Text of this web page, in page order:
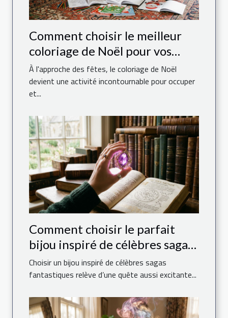
Comment choisir le meilleur
coloriage de Noël pour vos
enfants ?
À l'approche des fêtes, le coloriage de Noël
devient une activité incontournable pour occuper
et...
Comment choisir le parfait
bijou inspiré de célèbres sagas
fantastiques ?
Choisir un bijou inspiré de célèbres sagas
fantastiques relève d’une quête aussi excitante...